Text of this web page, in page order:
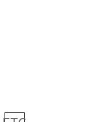
好き女子のストリートファ